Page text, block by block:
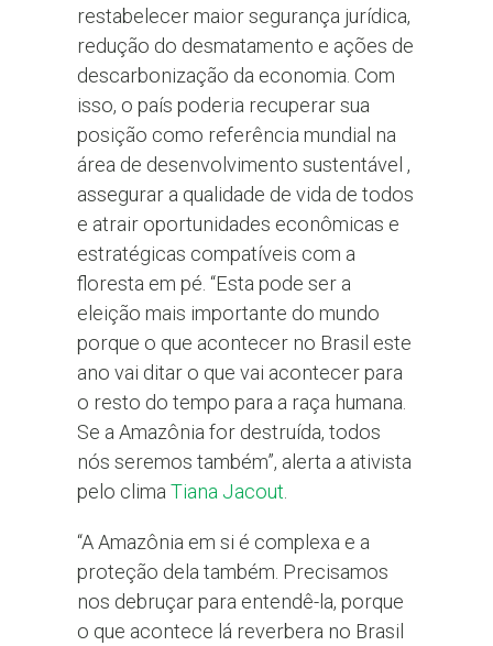
restabelecer maior segurança jurídica,
redução do desmatamento e ações de
descarbonização da economia. Com
isso, o país poderia recuperar sua
posição como referência mundial na
área de desenvolvimento sustentável ,
assegurar a qualidade de vida de todos
e atrair oportunidades econômicas e
estratégicas compatíveis com a
floresta em pé. “Esta pode ser a
eleição mais importante do mundo
porque o que acontecer no Brasil este
ano vai ditar o que vai acontecer para
o resto do tempo para a raça humana.
Se a Amazônia for destruída, todos
nós seremos também”, alerta a ativista
pelo climaTiana Jacout.
“A Amazônia em si é complexa e a
proteção dela também. Precisamos
nos debruçar para entendê-la, porque
o que acontece lá reverbera no Brasil